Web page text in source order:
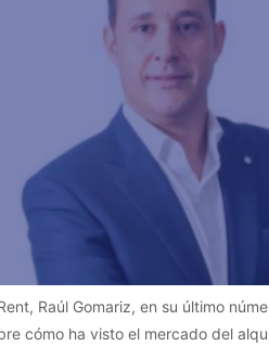
Raúl Gomariz, en su último
cómo ha visto el mercado del